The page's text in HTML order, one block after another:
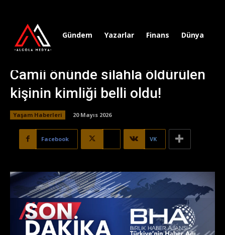
Gündem Yazarlar Finans Dünya
Camii önünde silahla öldürülen
kişinin kimliği belli oldu!
Yaşam Haberleri 20 Mayıs 2026
Facebook VK